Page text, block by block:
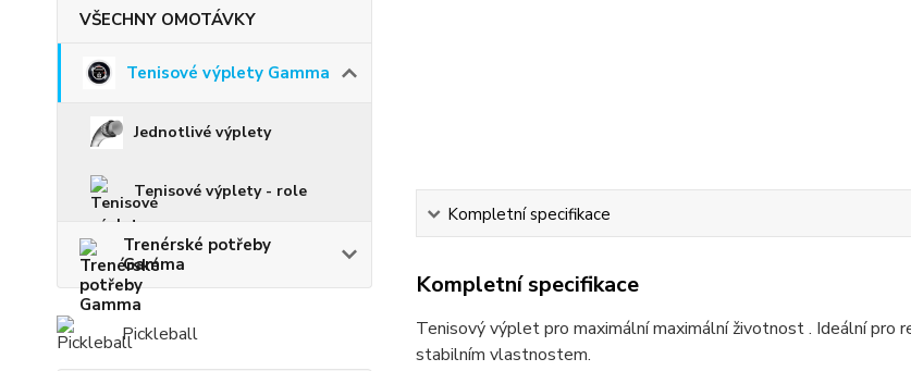
VŠECHNY OMOTÁVKY
Tenisové výplety Gamma
Jednotlivé výplety
Tenisové výplety - role
Trenérské potřeby
Gamma
Pickleball
Kompletní specifikace
Kompletní specifikace
Tenisový výplet pro maximální maximální životnost . Ideální pro
stabilním vlastnostem.